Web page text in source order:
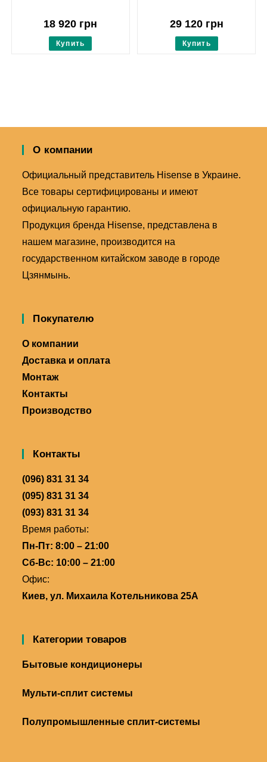
18 920 грн
Купить
29 120грн
Купить
О компании
Официальный представитель Hisense в Украине.
Все товары сертифицированы и имеют
официальную гарантию.
Продукция бренда Hisense, представлена в
нашем магазине, производится на
государственном китайском заводе в городе
Цзянмынь.
Покупателю
О компании
Доставка и оплата
Монтаж
Контакты
Производство
Контакты
(096) 831 31 34
(095) 831 31 34
(093) 831 31 34
Время работы:
Пн-Пт: 8:00 – 21:00
Сб-Вс: 10:00 – 21:00
Офис:
Киев, ул. Михаила Котельникова 25А
Категории товаров
Бытовые кондиционеры
Мульти-сплит системы
Полупромышленные сплит-системы